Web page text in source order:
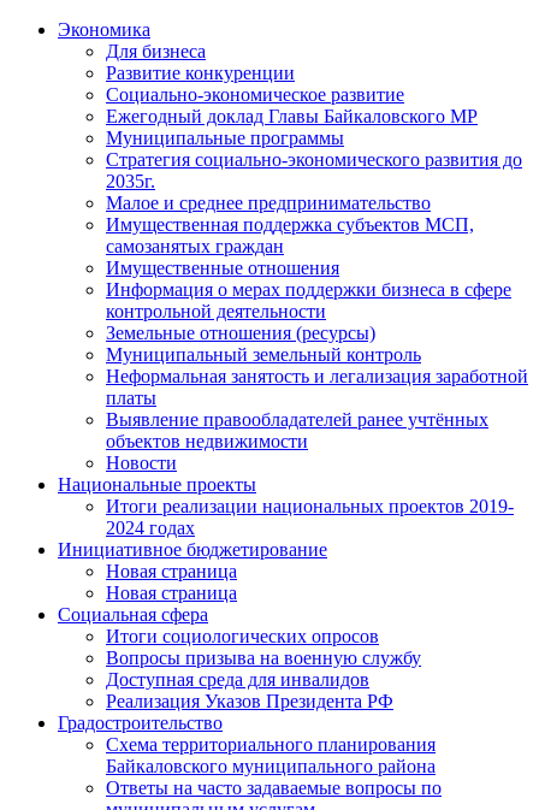
Экономика
Для бизнеса
Развитие конкуренции
Социально-экономическое развитие
Ежегодный доклад Главы Байкаловского МР
Муниципальные программы
Стратегия социально-экономического развития до
2035г.
Малое и среднее предпринимательство
Имущественная поддержка субъектов МСП,
самозанятых граждан
Имущественные отношения
Информация о мерах поддержки бизнеса в сфере
контрольной деятельности
Земельные отношения (ресурсы)
Муниципальный земельный контроль
Неформальная занятость и легализация заработной
платы
Выявление правообладателей ранее учтённых
объектов недвижимости
Новости
Национальные проекты
Итоги реализации национальных проектов 2019-
2024 годах
Инициативное бюджетирование
Новая страница
Новая страница
Социальная сфера
Итоги социологических опросов
Вопросы призыва на военную службу
Доступная среда для инвалидов
Реализация Указов Президента РФ
Градостроительство
Схема территориального планирования
Байкаловского муниципального района
Ответы на часто задаваемые вопросы по